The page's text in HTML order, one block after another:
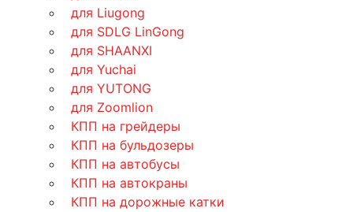
для Liugong
для SDLG LinGong
для SHAANXI
для Yuchai
для YUTONG
для Zoomlion
КПП на грейдеры
КПП на бульдозеры
КПП на автобусы
КПП на автокраны
КПП на дорожные катки